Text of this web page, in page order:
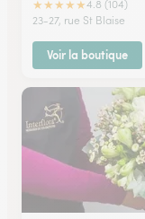
★★★★★4.8 (104)
23-27, rue St Blaise
Voir la boutique